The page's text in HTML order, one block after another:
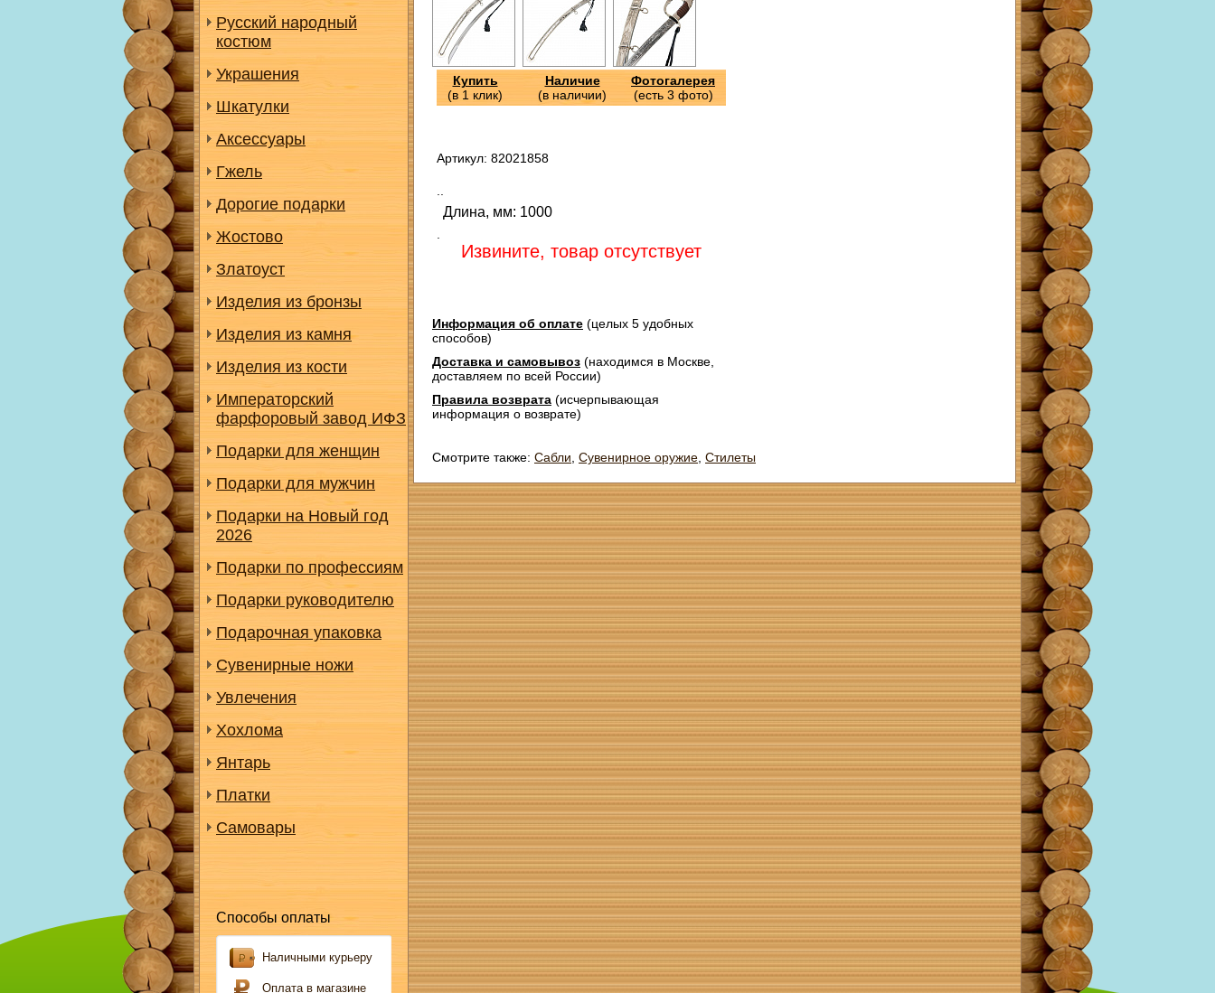
Русский народный
костюм
Украшения
Шкатулки
Аксессуары
Гжель
Дорогие подарки
Жостово
Златоуст
Изделия из бронзы
Изделия из камня
Изделия из кости
Императорский
фарфоровый завод ИФЗ
Подарки для женщин
Подарки для мужчин
Подарки на Новый год
2026
Подарки по профессиям
Подарки руководителю
Подарочная упаковка
Сувенирные ножи
Увлечения
Хохлома
Янтарь
Платки
Самовары
Способы оплаты
Наличными курьеру
Оплата в магазине
Купить
(в 1 клик)
Наличие
(в наличии)
Фотогалерея
(есть 3 фото)
Артикул: 82021858
Длина, мм: 1000
Извините, товар отсутствует
Информация об оплате (целых 5 удобных
способов)
Доставка и самовывоз (находимся в Москве,
доставляем по всей России)
Правила возврата (исчерпывающая
информация о возврате)
Смотрите также: Сабли Сувенирное оружие Стилеты